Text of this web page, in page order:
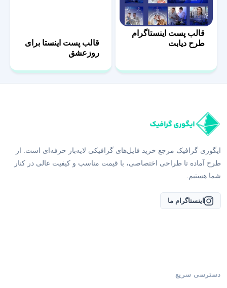
قالب پست اینستاگرام
طرح دیابت
قالب پست اینستا برای
روزعشق
ایگوری گرافیک مرجع خرید فایل‌های گرافیکی لایه‌باز حرفه‌ای است. از
طرح آماده تا طراحی اختصاصی، با قیمت مناسب و کیفیت عالی در کنار
شما هستیم.
اینستاگرام ما
دسترسی سریع